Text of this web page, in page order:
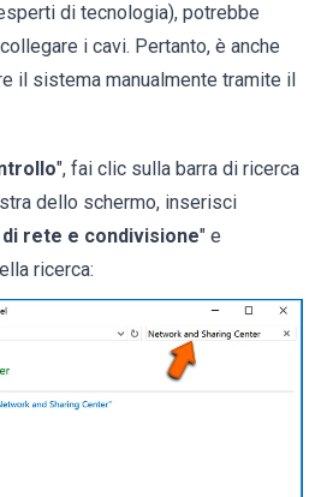
di tecnologia), potrebbe
i cavi. Pertanto, è anche
il sistema manualmente tramite il
", fai clic sulla barra di ricerca
dello schermo, inserisci
rete e condivisione" e
ricerca: